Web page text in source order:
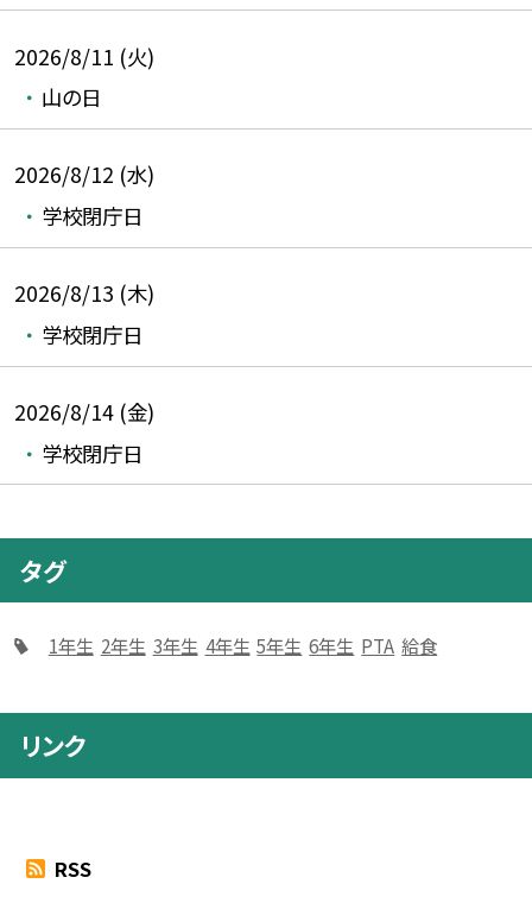
2026/8/11 (火)
山の日
2026/8/12 (水)
学校閉庁日
2026/8/13 (木)
学校閉庁日
2026/8/14 (金)
学校閉庁日
タグ
1年生 2年生 3年生 4年生 5年生 6年生 PTA 給食
リンク
RSS